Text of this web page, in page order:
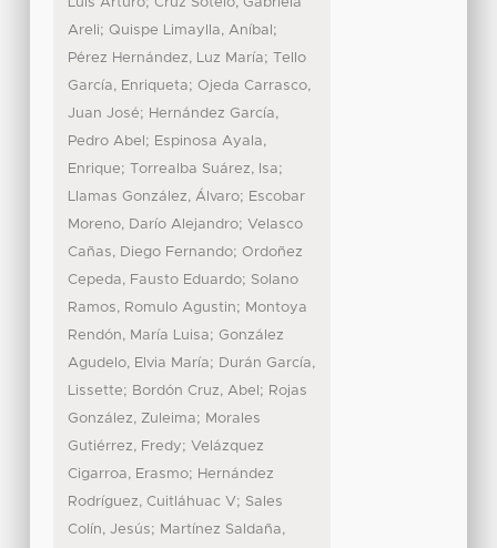
Luis Arturo
Cruz Sotelo, Gabriela
Areli; Quispe Limaylla, Aníbal ;
Pérez Hernández, Luz María;
Tello
García, Enriqueta; Ojeda Carrasco,
Juan José; Hernández García,
Pedro Abel ; Espinosa Ayala,
Enrique; Torrealba Suárez, Isa;
Llamas González, Álvaro; Escobar
Moreno, Darío Alejandro; Velasco
Cañas, Diego Fernando; Ordoñez
Cepeda, Fausto Eduardo; Solano
Ramos, Romulo Agustin; Montoya
Rendón, María Luisa; González
Agudelo, Elvia María; Durán García,
Lissette; Bordón Cruz, Abel ; Rojas
González, Zuleima; Morales
Gutiérrez, Fredy; Velázquez
Cigarroa, Erasmo; Hernández
Rodríguez, Cuitláhuac V; Sales
Colín, Jesús; Martínez Saldaña,